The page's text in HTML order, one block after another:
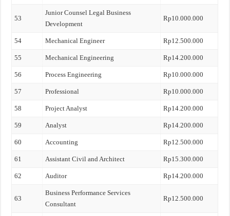
53
Junior Counsel Legal Business
Development
Rp10.000.000
54 Mechanical Engineer Rp12.500.000
55 Mechanical Engineering Rp14.200.000
56 Process Engineering Rp10.000.000
57 Professional Rp10.000.000
58 Project Analyst Rp14.200.000
59 Analyst Rp14.200.000
60 Accounting Rp12.500.000
61 Assistant Civil and Architect Rp15.300.000
62 Auditor Rp14.200.000
63
Business Performance Services
Consultant
Rp12.500.000